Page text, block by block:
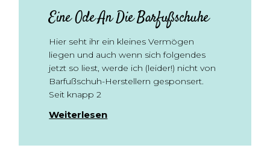
Eine Ode An Die Barfußschuhe
Hier seht ihr ein kleines Vermögen
liegen und auch wenn sich folgendes
jetzt so liest, werde ich (leider!) nicht von
Barfußschuh-Herstellern gesponsert.
Seit knapp 2
Weiterlesen